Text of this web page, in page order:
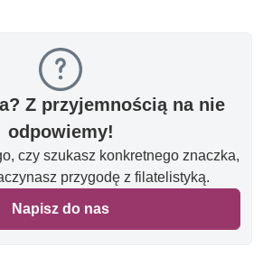
Z przyjemnością na nie
odpowiemy!
czy szukasz konkretnego znaczka,
przygodę z filatelistyką.
Napisz do nas